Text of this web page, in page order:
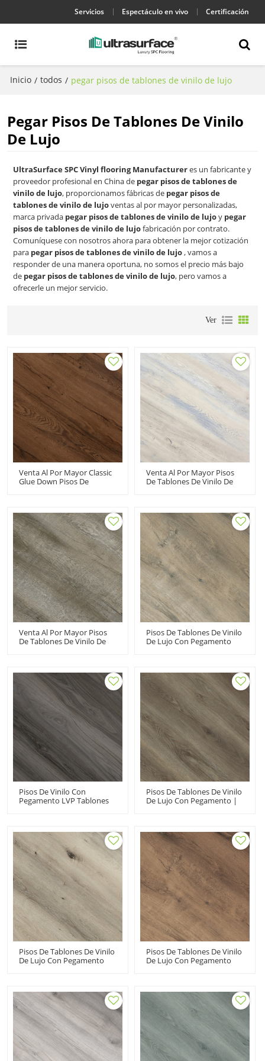
Servicios Espectáculo en vivo Certificación
Inicio / todos / pegar pisos de tablones de vinilo de lujo
Pegar Pisos De Tablones De Vinilo
De Lujo
UltraSurface SPC Vinyl flooring Manufactureres un fabricante y
proveedor profesional en China de pegar pisos de tablones de
vinilo de lujo, proporcionamos fábricas de pegar pisos de
tablones de vinilo de lujoventas al por mayor personalizadas,
marca privada pegar pisos de tablones de vinilo de lujoy pegar
pisos de tablones de vinilo de lujofabricación por contrato.
Comuníquese con nosotros ahora para obtener la mejor cotización
para pegar pisos de tablones de vinilo de lujo, vamos a
responder de una manera oportuna, no somos el precio más bajo
de pegar pisos de tablones de vinilo de lujo, pero vamos a
ofrecerle un mejor servicio.
Ver
Venta Al Por Mayor Classic
Glue Down Pisos De
Mantenimiento Sin
Esfuerzo Reciclable HIF
20484
Venta Al Por Mayor Pisos
De Tablones De Vinilo De
Económico Resiliente HIF
20486
Venta Al Por Mayor Pisos
De Tablones De Vinilo De
Costo Resistente Asequible
HIF 20480
Pisos De Tablones De Vinilo
De Lujo Con Pegamento
Mantenimiento UCL 8076
Pisos De Vinilo Con
Pegamento LVP Tablones
Decoloración Resistente A
Las Manchas UCL 8086
Pisos De Tablones De Vinilo
De Lujo Con Pegamento |
Pisos De Tablones De Vinilo
De Lujo Con Pegamento
UCL 8068
Pisos De Tablones De Vinilo
De Lujo Con Pegamento
8077